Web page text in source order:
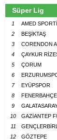
Süper Lig
1 AMED
2
BEŞİKTAŞ
3
CORENDON
4
ÇAYKUR
5
ÇORUM
6
7
EYÜPSPOR
8
FENERBAHÇE
9
10
GAZİANTEP
11
12
GÖZTEPE